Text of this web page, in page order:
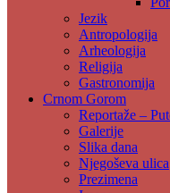
Jezik
Antropologija
Arheologija
Religija
Gastronomija
Crnom Gorom
Reportaže –
Galerije
Slika dana
Njegoševa ulica
Prezimena